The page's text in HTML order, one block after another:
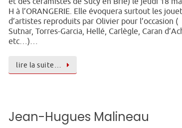
H à l’ORANGERIE. Elle évoquera surtout les
d’artistes reproduits par Olivier pour l’occasion (
Sutnar, Torres-Garcia, Hellé, Carlègle, Caran
etc…)…
lire la suite…
Jean-Hugues Malineau